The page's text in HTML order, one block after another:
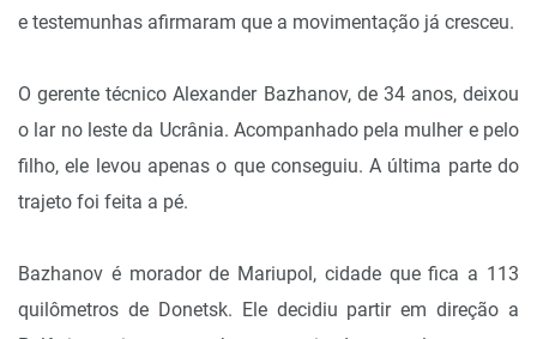
e testemunhas afirmaram que a movimentação já cresceu.
O gerente técnico Alexander Bazhanov, de 34 anos, deixou
o lar no leste da Ucrânia. Acompanhado pela mulher e pelo
filho, ele levou apenas o que conseguiu. A última parte do
trajeto foi feita a pé.
Bazhanov é morador de Mariupol, cidade que fica a 113
quilômetros de Donetsk. Ele decidiu partir em direção a